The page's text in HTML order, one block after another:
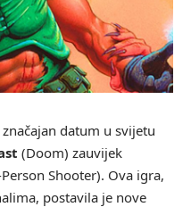
datum u svijetu
(Doom) zauvijek
Shooter). Ova igra,
postavila je nove